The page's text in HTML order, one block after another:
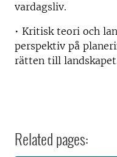
vardagsliv.
• Kritisk teori och
perspektiv på
rätten till
Related pages: